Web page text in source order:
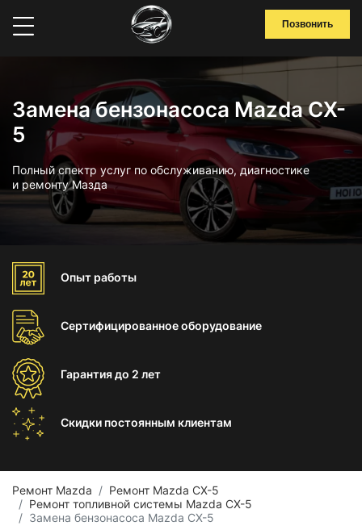
Позвонить
Замена бензонасоса Mazda CX-
5
Полный спектр услуг по обслуживанию, диагностике
и ремонту Мазда
Опыт работы
Сертифицированноеоборудование
Гарантиядо 2 лет
Скидки постоянным клиентам
Ремонт Mazda
Ремонт Mazda CX-5
Ремонт топливной системы Mazda CX-5
Замена бензонасоса Mazda CX-5